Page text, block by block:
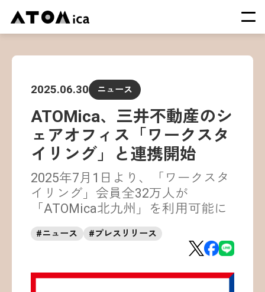
会社概要
サービス
運営施設一覧
ニュース
イベント
採用情報
お問い合わせ
2025.06.30 ニュース
ATOMica、三井不動産のシ
ェアオフィス「ワークスタ
イリング」と連携開始
2025年7月1日より、「ワークスタ
イリング」会員全32万人が
「ATOMica北九州」を利用可能に
#ニュース #プレスリリース